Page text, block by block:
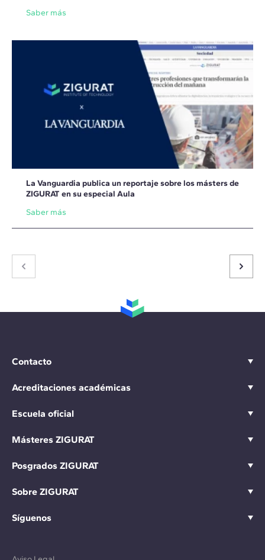
Saber más
La Vanguardia publica un reportaje sobre los másters de
ZIGURAT en su especial Aula
Saber más
Contacto
Acreditaciones académicas
Escuela oficial
Másteres ZIGURAT
Posgrados ZIGURAT
Sobre ZIGURAT
Síguenos